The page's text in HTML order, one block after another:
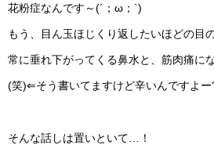
花粉症なんです～(´；ω；`)
もう、目ん玉ほじくり返したいほどの目
常に垂れ下がってくる鼻水と、筋肉痛に
(笑)⇐そう書いてますけど辛いんですよー
そんな話しは置いといて…！